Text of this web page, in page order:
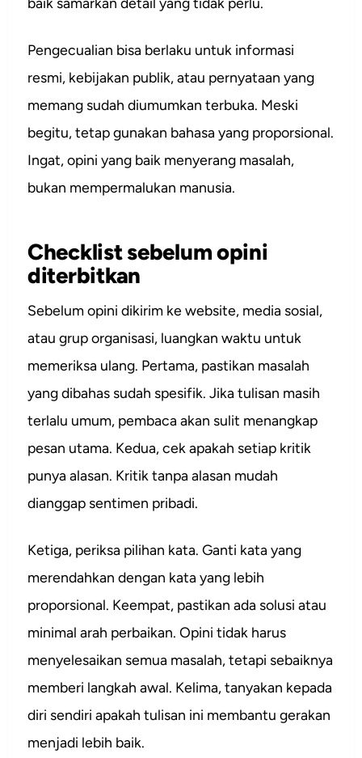
Pengecualian bisa berlaku untuk informasi
resmi, kebijakan publik, atau pernyataan yang
memang sudah diumumkan terbuka. Meski
begitu, tetap gunakan bahasa yang proporsional.
Ingat, opini yang baik menyerang masalah,
bukan mempermalukan manusia.
Checklist sebelum opini
diterbitkan
Sebelum opini dikirim ke website, media sosial,
atau grup organisasi, luangkan waktu untuk
memeriksa ulang. Pertama, pastikan masalah
yang dibahas sudah spesifik. Jika tulisan masih
terlalu umum, pembaca akan sulit menangkap
pesan utama. Kedua, cek apakah setiap kritik
punya alasan. Kritik tanpa alasan mudah
dianggap sentimen pribadi.
Ketiga, periksa pilihan kata. Ganti kata yang
merendahkan dengan kata yang lebih
proporsional. Keempat, pastikan ada solusi atau
minimal arah perbaikan. Opini tidak harus
menyelesaikan semua masalah, tetapi sebaiknya
memberi langkah awal. Kelima, tanyakan kepada
diri sendiri apakah tulisan ini membantu gerakan
menjadi lebih baik.